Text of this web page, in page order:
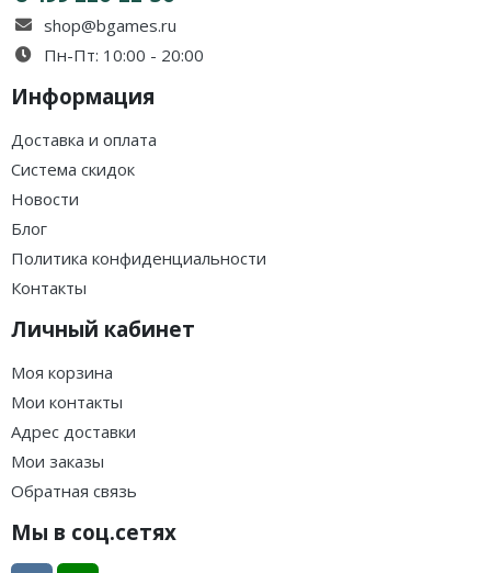
shop@bgames.ru
Пн-Пт: 10:00 - 20:00
Информация
Доставка и оплата
Система скидок
Новости
Блог
Политика конфиденциальности
Контакты
Личный кабинет
Моя корзина
Мои контакты
Адрес доставки
Мои заказы
Обратная связь
Мы в соц.сетях